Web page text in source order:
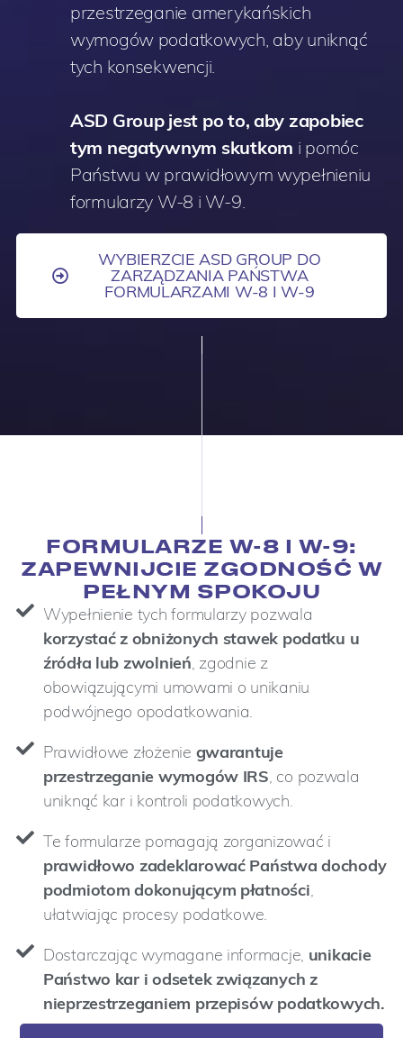
przestrzeganie amerykańskich
wymogów podatkowych, aby uniknąć
tych konsekwencji.
ASD Group jest po to, aby zapobiec
tym negatywnym skutkom i pomóc
Państwu w prawidłowym wypełnieniu
formularzy W-8 i W-9.
WYBIERZCIE ASD GROUP DO
ZARZĄDZANIA PAŃSTWA
FORMULARZAMI W-8 I W-9
FORMULARZE W-8 I W-9:
ZAPEWNIJCIE ZGODNOŚĆ W
PEŁNYM SPOKOJU
Wypełnienie tych formularzy pozwala
korzystać z obniżonych stawek podatku u
źródła lub zwolnień, zgodnie z
obowiązującymi umowami o unikaniu
podwójnego opodatkowania.
Prawidłowe złożenie gwarantuje
przestrzeganie wymogów IRS, co pozwala
uniknąć kar i kontroli podatkowych.
Te formularze pomagają zorganizować i
prawidłowo zadeklarować Państwa dochody
podmiotom dokonującym płatności,
ułatwiając procesy podatkowe.
Dostarczając wymagane informacje, unikacie
Państwo kar i odsetek związanych z
nieprzestrzeganiem przepisów podatkowych.